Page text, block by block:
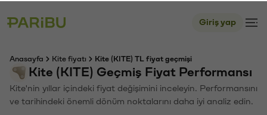
Giriş yap
Anasayfa Kite fiyatı Kite (KITE) TL fiyat geçmişi
Kite (KITE) Geçmiş Fiyat Performansı
Kite'nin yıllar içindeki fiyat değişimini inceleyin. Performansını
ve tarihindeki önemli dönüm noktalarını daha iyi analiz edin.